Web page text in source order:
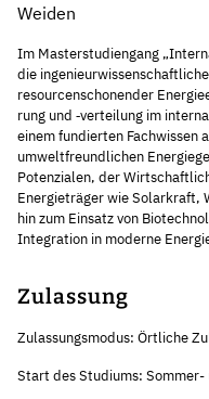
Weiden
Im Masterstudiengang
die
resourcenschonender
rung und ‑verteilung im
einem fundierten Fachwissen
umweltfreundlichen
Potenzialen, der
Energieträger wie Solarkraft,
hin zum Einsatz von
Integration in moderne
Zulassung
Zulassungsmodus: Örtliche
Start des Studiums: